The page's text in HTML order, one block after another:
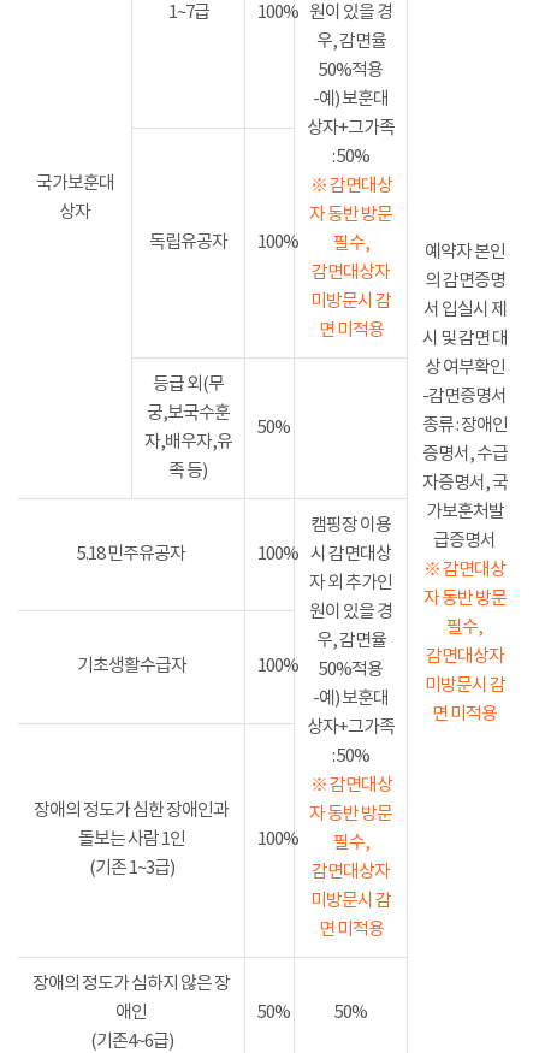
국가보훈대
상자
1~7급 100% 원이 있을 경
우, 감면율
50%적용
-예) 보훈대
상자+그가족
: 50%
※ 감면대상
자 동반 방문
필수,
감면대상자
미방문시 감
면 미적용
예약자 본인
의 감면증명
서 입실시 제
시 및 감면 대
상 여부확인
-감면증명서
종류 : 장애인
증명서, 수급
자증명서, 국
가보훈처발
급증명서
※ 감면대상
자 동반 방문
필수,
감면대상자
미방문시 감
면 미적용
독립유공자 100%
등급 외(무
궁,보국수훈
자,배우자,유
족 등)
50%
5.18 민주유공자 100%
캠핑장 이용
시 감면대상
자 외 추가인
원이 있을 경
우, 감면율
50%적용
-예) 보훈대
상자+그가족
: 50%
※ 감면대상
자 동반 방문
필수,
감면대상자
미방문시 감
면 미적용
기초생활수급자 100%
장애의 정도가 심한 장애인과
돌보는 사람 1인
(기존 1~3급)
100%
장애의 정도가 심하지 않은 장
애인
(기존4~6급)
50% 50%